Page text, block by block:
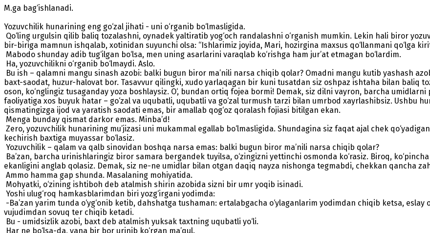
M.ga bag‘ishlanadi.
Yozuvchilik hunarining eng go‘zal jihati - uni o‘rganib bo‘lmasligida.
Qo‘ling urgulsin qilib baliq tozalashni, oynadek yaltiratib yog‘och randalashni o‘rganish mumkin. Lekin hali biror
bir-biriga mamnun ishqalab, xotinidan suyunchi olsa: “Ishlarimiz joyida, Mari, hozirgina maxsus qo‘llanmani qo‘lga
Mabodo shunday adib tug‘ilgan bo‘lsa, men uning asarlarini varaqlab ko‘rishga ham jur’at etmagan bo‘lardim.
Ha, yozuvchilikni o‘rganib bo‘lmaydi. Aslo.
Bu ish – qalamni mangu sinash azobi: balki bugun biror ma’nili narsa chiqib qolar? Omadni mangu kutib yashash
baxt-saodat, huzur-halovat bor. Tasavvur qilingki, xudo yarlaqagan bir kuni tusatdan siz oshpaz ishtaha bilan baliq
oson, ko‘nglingiz tusaganday yoza boshlaysiz. O‘, bundan ortiq fojea bormi! Demak, siz dilni vayron, barcha
faoliyatiga xos buyuk hatar – go‘zal va uqubatli, uqubatli va go‘zal turmush tarzi bilan umrbod xayrlashibsiz. Ushbu
qismatingizga ijod va yaratish saodati emas, bir amallab qog‘oz qoralash fojiasi bitilgan ekan.
Menga bunday qismat darkor emas. Minba’d!
Zero, yozuvchilik hunarining mu’jizasi uni mukammal egallab bo‘lmasligida. Shundagina siz faqat ajal chek
kechirish baxtiga muyassar bo‘lasiz.
Yozuvchilik – qalam va qalb sinovidan boshqa narsa emas: balki bugun biror ma’nili narsa chiqib qolar?
Ba’zan, barcha urinishlaringiz biror samara bergandek tuyilsa, o‘zingizni yettinchi osmonda ko‘rasiz. Biroq,
ekanligini anglab qolasiz. Demak, siz ne-ne umidlar bilan otgan daqiq nayza nishonga tegmabdi, chekkan qancha
Ammo hamma gap shunda. Masalaning mohiyatida.
Mohyatki, o‘zining ishtiboh deb atalmish shirin azobida sizni bir umr yoqib isinadi.
Yoshi ulug‘roq hamkasblarimdan biri yozg‘irgani yodimda:
-Ba’zan yarim tunda o‘yg‘onib ketib, dahshatga tushaman: ertalabgacha o‘ylaganlarim yodimdan chiqib ketsa,
vujudimdan sovuq ter chiqib ketadi.
Bu - umidsizlik azobi, baxt deb atalmish yuksak taxtning uqubatli yo‘li.
Har ne bo‘lsa-da, yana bir bor urinib ko‘rgan ma’qul.